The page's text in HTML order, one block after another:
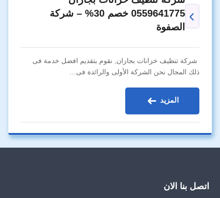
0559641775 خصم 30% – شركة
الصفوة
شركة تنظيف خزانات بجازان, نقوم بتقديم افضل خدمة فى
ذلك المجال نحن الشركة الأولى والرائدة فى…
المزيد
اتصل بنا الان